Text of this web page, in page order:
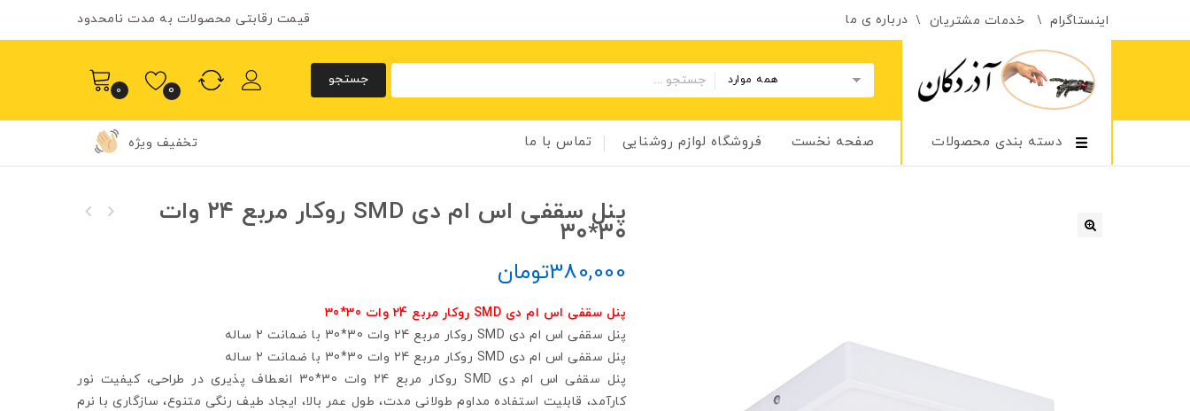
قیمت رقابتی محصولات به مدت نامحدود اینستاگرام خدمات مشتریان درباره ی ما
همه موارد
0
0
دسته بندی محصولات صفحه نخست فروشگاه لوازم روشنایی تماس با ما تخفیف ویژه
پنل سقفی اس ام دی SMD روکار مربع ۲۴ وات
۳۰*۳۰
380,000تومان
پنل سقفی اس ام دی SMD روکار مربع 24 وات 30*30
پنل سقفی اس ام دی SMD روکار مربع 24 وات 30*30 با ضمانت 2 ساله
پنل سقفی اس ام دی SMD روکار مربع 24 وات 30*30 با ضمانت 2 ساله
پنل سقفی اس ام دی SMD روکار مربع 24 وات 30*30 انعطاف پذیری در طراحی، کیفیت نور
کارآمد، قابلیت استفاده مداوم طولانی مدت، طول عمر بالا، ایجاد طیف رنگی متنوع، سازگاری با نرم